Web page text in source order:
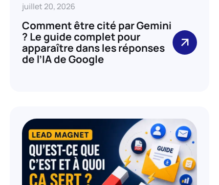
juillet 20, 2026
Comment être cité par Gemini
? Le guide complet pour
apparaître dans les réponses
de l’IA de Google